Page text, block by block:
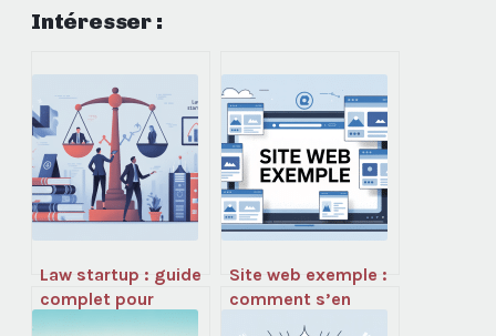
Intéresser :
Law startup : guide
complet pour
sécuriser et
Site web exemple :
comment s’en